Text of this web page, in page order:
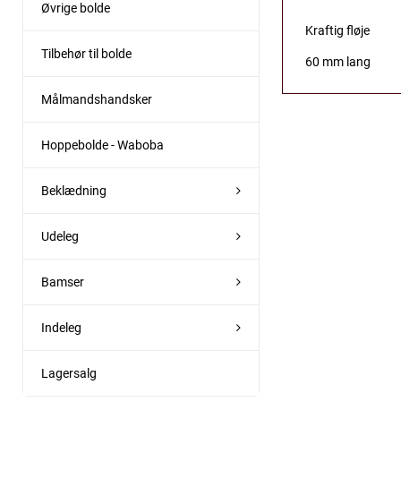
Øvrige bolde
Tilbehør til bolde
Målmandshandsker
Hoppebolde - Waboba
Beklædning
Udeleg
Bamser
Indeleg
Lagersalg
Kraftig fløje
60 mm lang